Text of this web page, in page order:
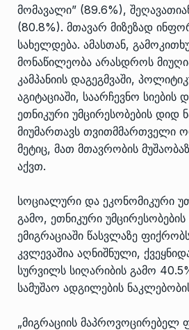
მომავალი” (89.6%),
(80.8%). მთავარ მიზეზად
სახელდება. ამასთან,
მონაწილეობა არასდროს
კამპანიის დაგეგმვაში,
აგიტაციაში, საარჩევნო სიების
ეთნიკური უმცირესობების დიდ
მიუმართავს თვითმმართველი
მეტიც, მათ მთავრობის
აქვთ.
სოციალური და ეკონომიკური
გამო, ეთნიკური
ემიგრაციაში წასვლაზე
კვლევაშია აღნიშნული,
სურვილს სიღარიბის გამო
სამუშაო ადგილების
„მიგრაციის მაპროვოცირებელ